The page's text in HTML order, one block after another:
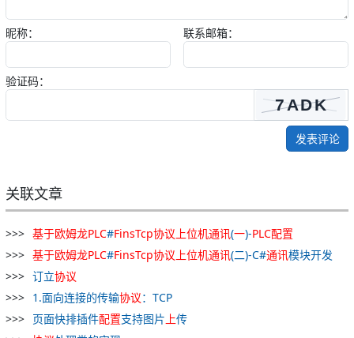
昵称： 联系邮箱：
验证码：
发表评论
关联文章
基于欧姆龙PLC#FinsTcp协议 上位机通讯(一)-PLC配置
基于欧姆龙PLC#FinsTcp协议 上位机通讯(二)-C#通讯模块开发
订立协议
1.面向连接的传输协议：TCP
页面快排插件配置支持图片 上传